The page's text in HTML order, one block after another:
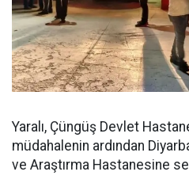
Yaralı, Çüngüş Devlet
müdahalenin ardından
ve Araştırma Hastanesine